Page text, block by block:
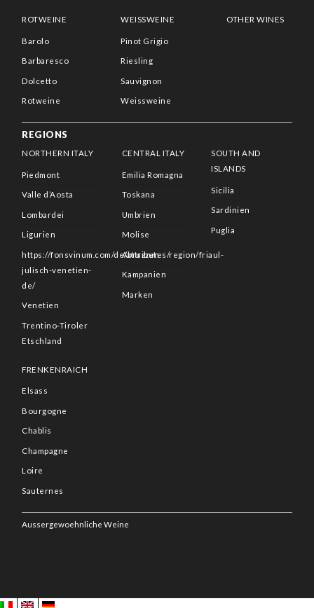
ROTWEINE
Barolo
Barbaresco
Dolcetto
Rotweine
WEISSWEINE
Pinot Grigio
Riesling
Sauvignon
Weissweine
OTHER WINES
REGIONS
NORTHERN ITALY
Piedmont
Valle d’Aosta
Lombardei
Ligurien
https://fonsvinum.com/de/attributes/region/friaul-
julisch-venetien-
de/
Venetien
Trentino-Tiroler
Etschland
CENTRAL ITALY
Emilia Romagna
Toskana
Umbrien
Molise
Abruzzen
Kampanien
Marken
SOUTH AND
ISLANDS
Sicilia
Sardinien
Puglia
FRENKENRAICH
Elsass
Bourgogne
Chablis
Champagne
Loire
Sauternes
Aussergewoehnliche Weine